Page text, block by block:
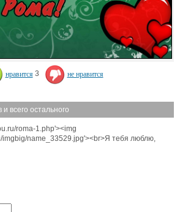
нравится 3 не нравится
всего остального
roma-1.php'><img
imgbig/name_33529.jpg'><br>Я тебя люблю,